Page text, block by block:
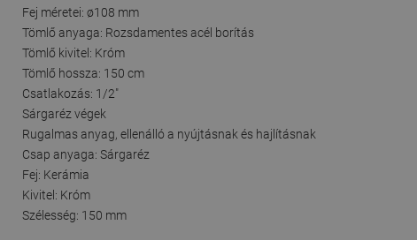
Fej méretei: ø108 mm
Tömlő anyaga: Rozsdamentes acél borítás
Tömlő kivitel: Króm
Tömlő hossza: 150 cm
Csatlakozás: 1/2"
Sárgaréz végek
Rugalmas anyag, ellenálló a nyújtásnak és hajlításnak
Csap anyaga: Sárgaréz
Fej: Kerámia
Kivitel: Króm
Szélesség: 150 mm